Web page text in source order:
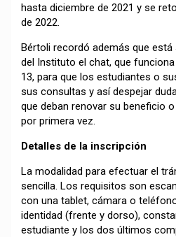
hasta diciembre de 2021 y se
de 2022.
Bértoli recordó además que está
del Instituto el chat, que
13, para que los estudiantes o
sus consultas y así despejar
que deban renovar su beneficio
por primera vez.
Detalles de la inscripción
La modalidad para efectuar el
sencilla. Los requisitos son
con una tablet, cámara o
identidad (frente y dorso),
estudiante y los dos últimos